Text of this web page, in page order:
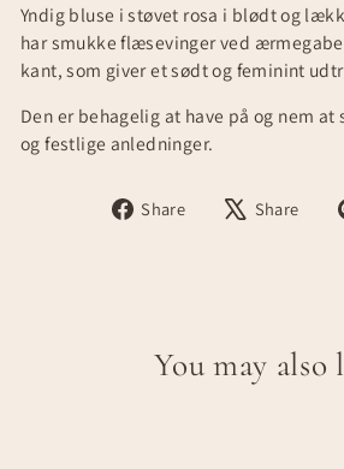
Yndig bluse i støvet rosa i blødt og
har smukke flæsevinger ved
kant, som giver et sødt og feminint
Den er behagelig at have på og nem
og festlige anledninger.
Share
Share Share
You may also